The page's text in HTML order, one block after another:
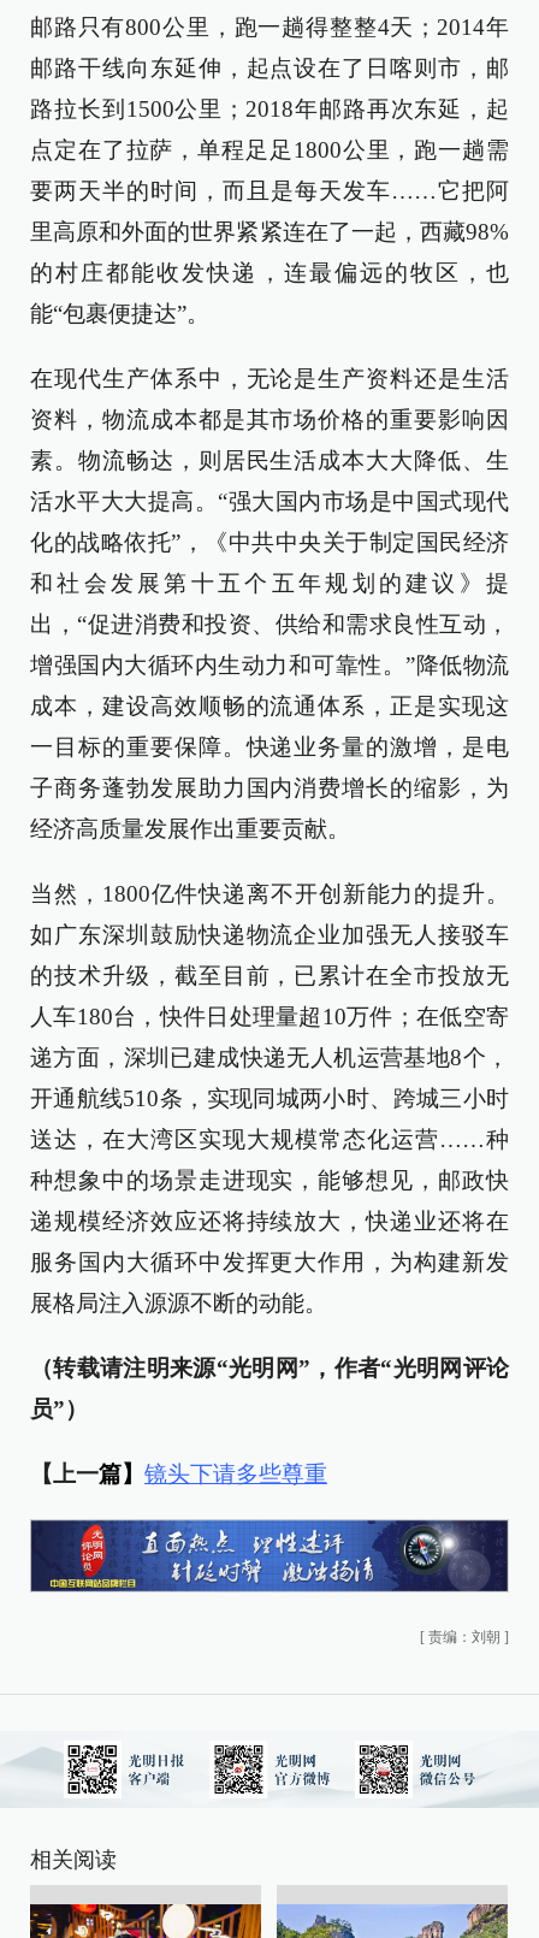
邮路只有800公里，跑一趟得整整4天；2014年
邮路干线向东延伸，起点设在了日喀则市，邮
路拉长到1500公里；2018年邮路再次东延，起
点定在了拉萨，单程足足1800公里，跑一趟需
要两天半的时间，而且是每天发车……它把阿
里高原和外面的世界紧紧连在了一起，西藏98%
的村庄都能收发快递，连最偏远的牧区，也
能“包裹便捷达”。
在现代生产体系中，无论是生产资料还是生活
资料，物流成本都是其市场价格的重要影响因
素。物流畅达，则居民生活成本大大降低、生
活水平大大提高。“强大国内市场是中国式现代
化的战略依托”，《中共中央关于制定国民经济
和社会发展第十五个五年规划的建议》提
出，“促进消费和投资、供给和需求良性互动，
增强国内大循环内生动力和可靠性。”降低物流
成本，建设高效顺畅的流通体系，正是实现这
一目标的重要保障。快递业务量的激增，是电
子商务蓬勃发展助力国内消费增长的缩影，为
经济高质量发展作出重要贡献。
当然，1800亿件快递离不开创新能力的提升。
如广东深圳鼓励快递物流企业加强无人接驳车
的技术升级，截至目前，已累计在全市投放无
人车180台，快件日处理量超10万件；在低空寄
递方面，深圳已建成快递无人机运营基地8个，
开通航线510条，实现同城两小时、跨城三小时
送达，在大湾区实现大规模常态化运营……种
种想象中的场景走进现实，能够想见，邮政快
递规模经济效应还将持续放大，快递业还将在
服务国内大循环中发挥更大作用，为构建新发
展格局注入源源不断的动能。
（转载请注明来源“光明网”，作者“光明网评论
员”）
【上一篇】 镜头下请多些尊重
[ 责编：刘朝 ]
相关阅读